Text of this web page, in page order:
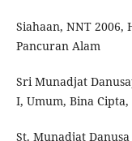
Siahaan, NNT 2006,
Pancuran Alam
Sri Munadjat
I, Umum, Bina
St. Munadjat